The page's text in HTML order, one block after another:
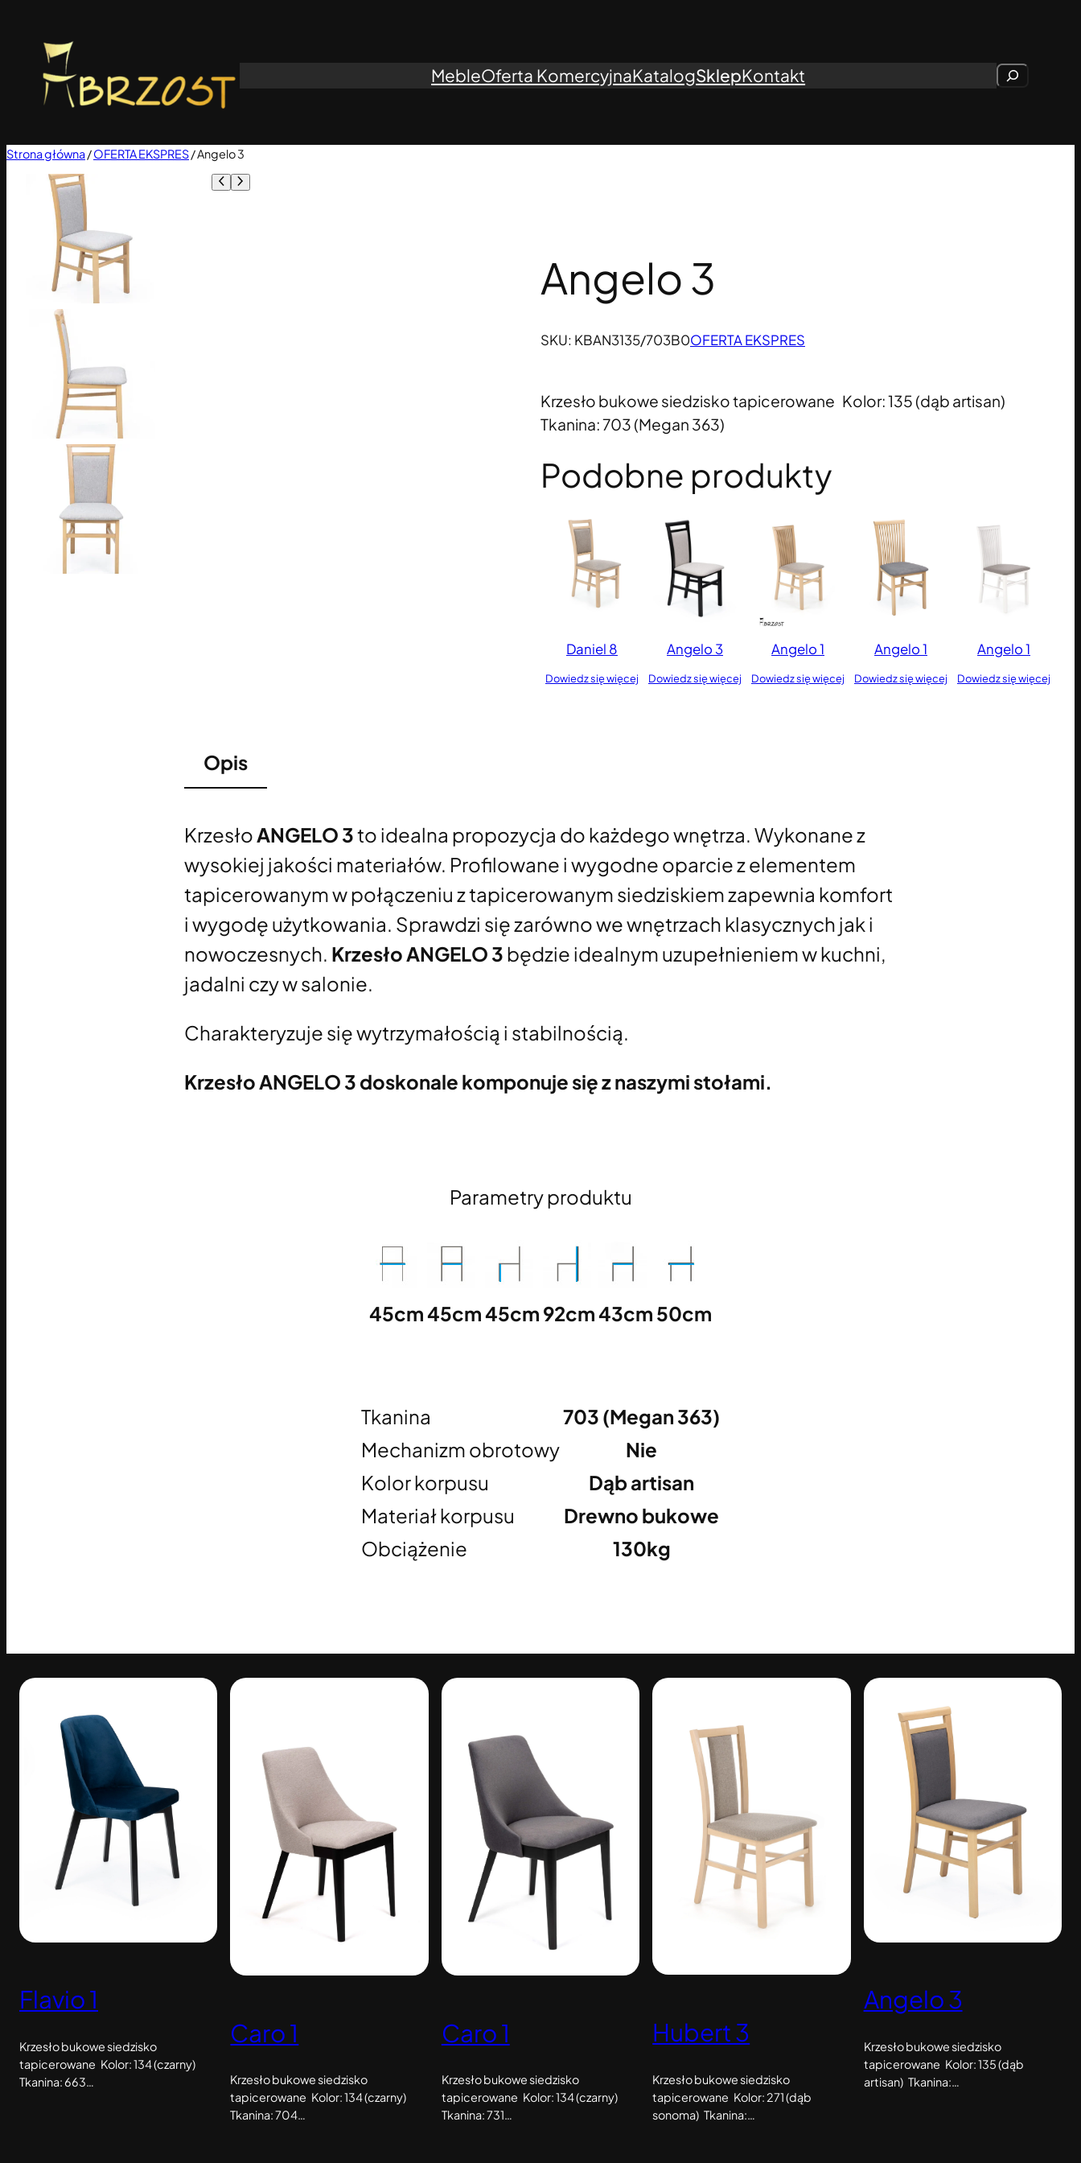
MebleOferta KomercyjnaKatalogSklepKontakt Szukaj
Strona główna/OFERTA EKSPRES/ Angelo 3
Angelo 3
SKU: KBAN3135/703B0OFERTA EKSPRES
Krzesło bukowe siedzisko tapicerowane Kolor: 135 (dąb artisan)
Tkanina: 703 (Megan 363)
Podobne produkty
Daniel 8
Dowiedz się więcej
Angelo 3
Dowiedz się więcej
Angelo 1
Dowiedz się więcej
Angelo 1
Dowiedz się więcej
Angelo 1
Dowiedz się więcej
Opis
Krzesło ANGELO 3to idealna propozycja do każdego wnętrza. Wykonane z
wysokiej jakości materiałów. Profilowane i wygodne oparcie z elementem
tapicerowanym w połączeniu z tapicerowanym siedziskiem zapewnia komfort
i wygodę użytkowania. Sprawdzi się zarówno we wnętrzach klasycznych jak i
nowoczesnych. Krzesło ANGELO 3 będzie idealnym uzupełnieniem w kuchni,
jadalni czy w salonie.
Charakteryzuje się wytrzymałością i stabilnością.
Krzesło ANGELO 3 doskonale komponuje się z naszymi stołami.
Parametry produktu
45cm45cm45cm 92cm43cm 50cm
Tkanina
703 (Megan 363)
Mechanizm obrotowy
Nie
Kolor korpusu
Dąb artisan
Materiał korpusu
Drewno bukowe
Obciążenie
130kg
Flavio 1
Krzesło bukowe siedzisko
tapicerowane Kolor: 134 (czarny)
Tkanina: 663…
Caro 1
Krzesło bukowe siedzisko
tapicerowane Kolor: 134 (czarny)
Tkanina: 704…
Caro 1
Krzesło bukowe siedzisko
tapicerowane Kolor: 134 (czarny)
Tkanina: 731…
Hubert 3
Krzesło bukowe siedzisko
tapicerowane Kolor: 271 (dąb
sonoma) Tkanina:…
Angelo 3
Krzesło bukowe siedzisko
tapicerowane Kolor: 135 (dąb
artisan) Tkanina:…